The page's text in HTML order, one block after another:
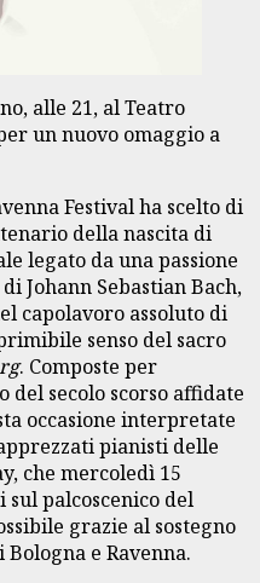
alle 21, al Teatro
un nuovo omaggio a
Festival ha scelto di
della nascita di
legato da una passione
Johann Sebastian Bach,
capolavoro assoluto di
senso del sacro
. Composte per
del secolo scorso affidate
occasione interpretate
pianisti delle
che mercoledì 15
palcoscenico del
grazie al sostegno
e Ravenna.